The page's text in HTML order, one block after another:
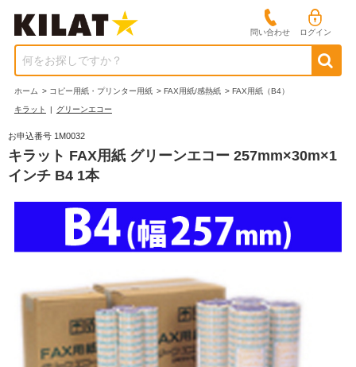
問い合わせ ログイン
何をお探しですか？
ホーム > コピー用紙・プリンター用紙 > FAX用紙/感熱紙 > FAX用紙（B4）
キラット | グリーンエコー
お申込番号 1M0032
キラット FAX用紙 グリーンエコー 257mm×30m×1
インチ B4 1本